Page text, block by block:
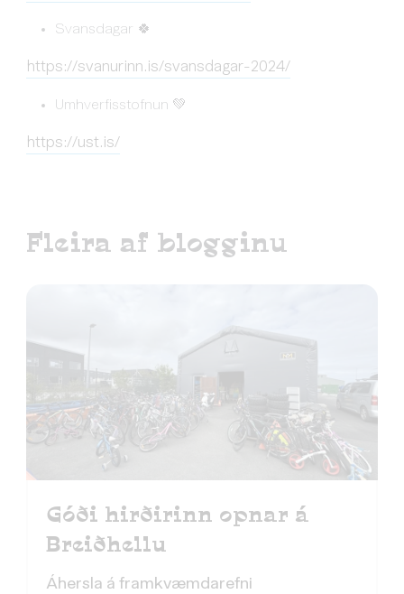
Svansdagar 🍀
https://svanurinn.is/svansdagar-2024/
Umhverfisstofnun 💚
https://ust.is/
Fleira af blogginu
Góði hirðirinn opnar á
Breiðhellu
Áhersla á framkvæmdarefni